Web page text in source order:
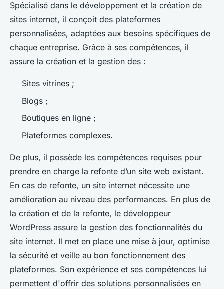
Spécialisé dans le développement et la création de
sites internet, il conçoit des plateformes
personnalisées, adaptées aux besoins spécifiques de
chaque entreprise. Grâce à ses compétences, il
assure la création et la gestion des :
Sites vitrines ;
Blogs ;
Boutiques en ligne ;
Plateformes complexes.
De plus, il possède les compétences requises pour
prendre en charge la refonte d’un site web existant.
En cas de refonte, un site internet nécessite une
amélioration au niveau des performances. En plus de
la création et de la refonte, le développeur
WordPress assure la gestion des fonctionnalités du
site internet. Il met en place une mise à jour, optimise
la sécurité et veille au bon fonctionnement des
plateformes. Son expérience et ses compétences lui
permettent d'offrir des solutions personnalisées en